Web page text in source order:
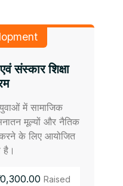
संस्कार शिक्षा
में सामाजिक
मूल्यों और नैतिक
के लिए आयोजित
है।
Raised